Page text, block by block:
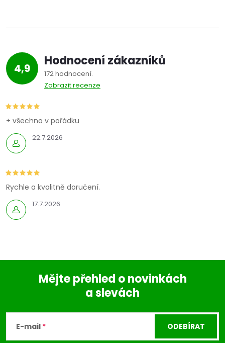
4,9 Hodnocení zákazníků
172 hodnocení
Zobrazit recenze
22.7.2026
+ všechno v pořádku
17.7.2026
Rychle a kvalitně doručení.
Mějte přehled o novinkách
a slevách
E-mail ODEBÍRAT